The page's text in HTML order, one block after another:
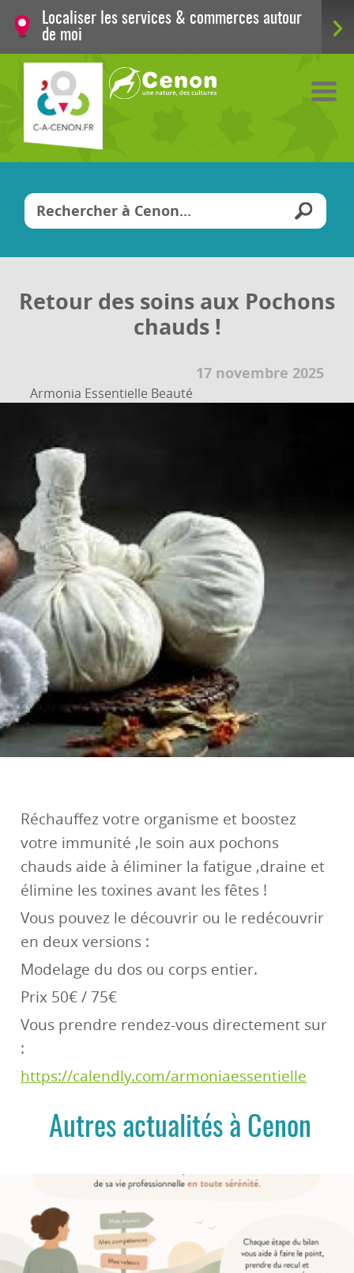
Localiser les services & commerces autour
de moi
Retour des soins aux Pochons
chauds !
Armonia Essentielle Beauté
17 novembre 2025
Réchauffez votre organisme et boostez
votre immunité ,le soin aux pochons
chauds aide à éliminer la fatigue ,draine et
élimine les toxines avant les fêtes !
Vous pouvez le découvrir ou le redécouvrir
en deux versions :
Modelage du dos ou corps entier.
Prix 50€ / 75€
Vous prendre rendez-vous directement sur
:
https://calendly.com/armoniaessentielle
Autres actualités à Cenon